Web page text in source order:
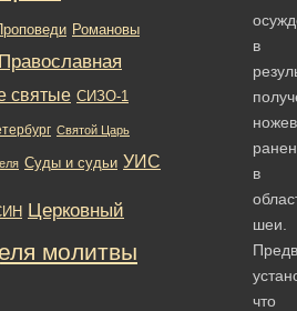
в
в
шеи.
что
Романовы
святые СИЗО-1
Святой Царь
Суды и судьи УИС
Церковный
молитвы